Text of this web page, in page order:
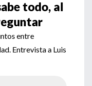
todo, al
entre
Entrevista a Luis